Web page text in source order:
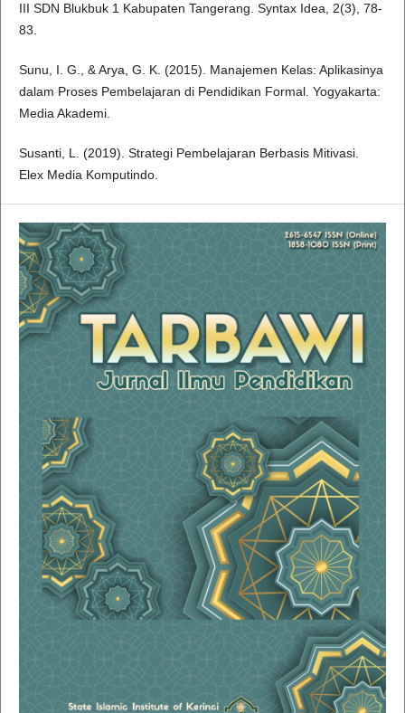
III SDN Blukbuk 1 Kabupaten Tangerang. Syntax Idea, 2(3), 78-
83.
Sunu, I. G., & Arya, G. K. (2015). Manajemen Kelas: Aplikasinya
dalam Proses Pembelajaran di Pendidikan Formal. Yogyakarta:
Media Akademi.
Susanti, L. (2019). Strategi Pembelajaran Berbasis Mitivasi.
Elex Media Komputindo.